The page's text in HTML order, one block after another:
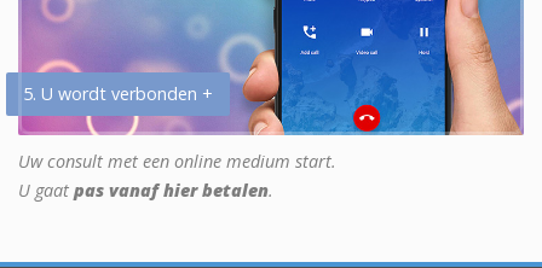
5. U wordt verbonden +
Uw consult met een online medium start.
U gaat pas vanaf hier betalen.